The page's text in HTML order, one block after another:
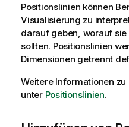
Positionslinien können
Visualisierung zu
darauf geben, worauf
sollten. Positionslinien
Dimensionen getrennt
Weitere Informationen
unter Positionslinien.